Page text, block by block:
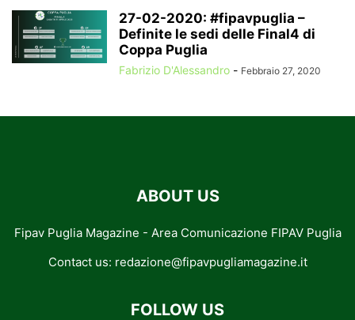
27-02-2020: #fipavpuglia –
Definite le sedi delle Final4 di
Coppa Puglia
Fabrizio D'Alessandro - Febbraio 27, 2020
ABOUT US
Fipav Puglia Magazine - Area Comunicazione FIPAV Puglia
Contact us: redazione@fipavpugliamagazine.it
FOLLOW US